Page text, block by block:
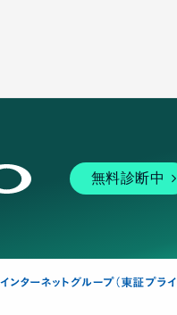
無料診断中